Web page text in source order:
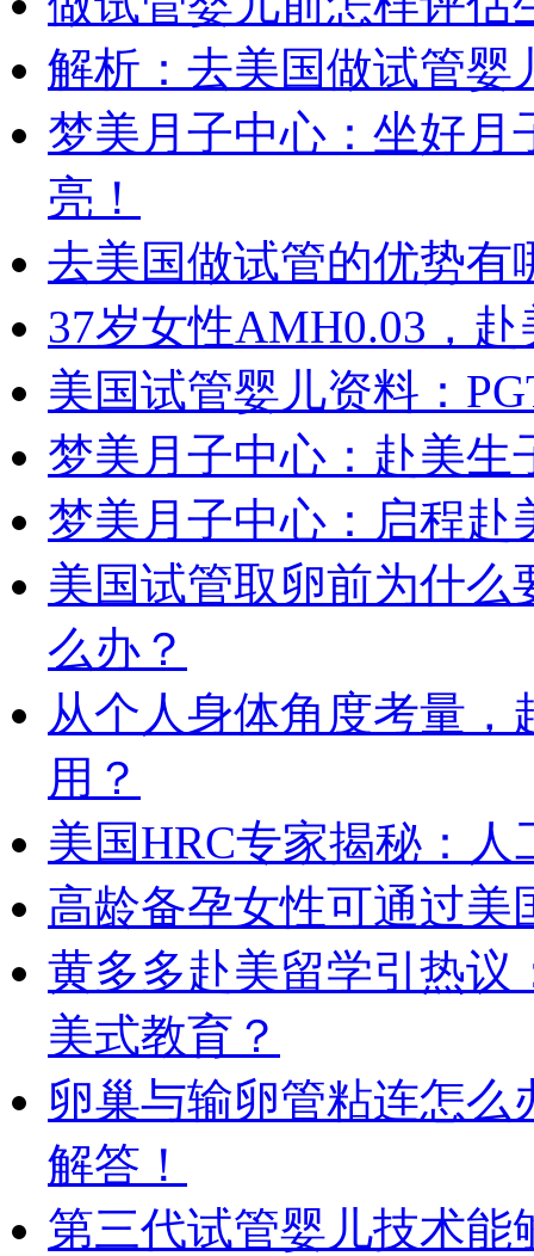
解析：去美国做试管婴
梦美月子中心：坐好月
亮！
去美国做试管的优势有
37岁女性AMH0.03，
美国试管婴儿资料：
梦美月子中心：赴美生
梦美月子中心：启程赴
美国试管取卵前为什
么办？
从个人身体角度考量
用？
美国HRC专家揭秘：
高龄备孕女性可通过美
黄多多赴美留学引热议
美式教育？
卵巢与输卵管粘连怎么
解答！
第三代试管婴儿技术能